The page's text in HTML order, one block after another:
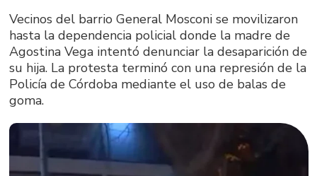
Vecinos del barrio General Mosconi se movilizaron
hasta la dependencia policial donde la madre de
Agostina Vega intentó denunciar la desaparición de
su hija. La protesta terminó con una represión de la
Policía de Córdoba mediante el uso de balas de
goma.